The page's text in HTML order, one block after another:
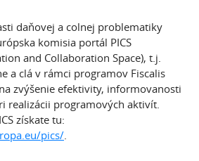
daňovej a colnej problematiky
komisia portál PICS
and Collaboration Space), t.j.
a clá v rámci programov Fiscalis
zvýšenie efektivity, informovanosti
realizácii programových aktivít.
získate tu:
pics/.